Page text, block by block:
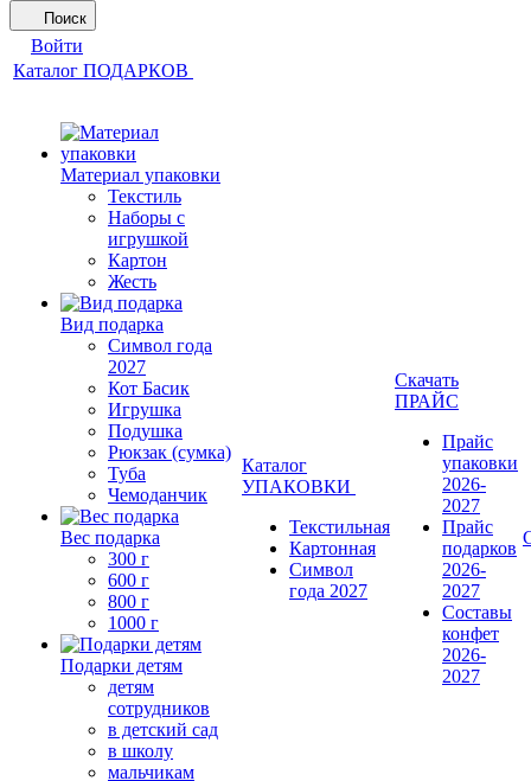
Поиск
Войти
Каталог ПОДАРКОВ
Материал упаковки
Текстиль
Наборы с
игрушкой
Картон
Жесть
Вид подарка
Символ года
2027
Кот Басик
Игрушка
Подушка
Рюкзак (сумка)
Туба
Чемоданчик
Вес подарка
300 г
600 г
800 г
1000 г
Подарки детям
детям
сотрудников
в детский сад
в школу
мальчикам
Каталог
УПАКОВКИ
Текстильная
Картонная
Символ
года 2027
Скачать
ПРАЙС
Прайс
упаковки
2026-
2027
Прайс
подарков
2026-
2027
Составы
конфет
2026-
2027